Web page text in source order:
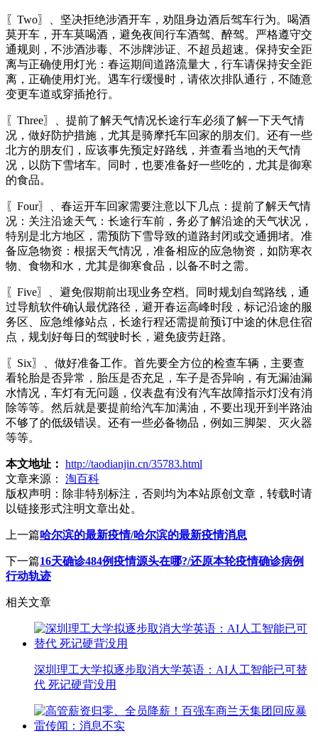
〖Two〗、坚决拒绝涉酒开车，劝阻身边酒后驾车行为。喝酒
莫开车，开车莫喝酒，避免夜间行车酒驾、醉驾。严格遵守交
通规则，不涉酒涉毒、不涉牌涉证、不超员超速。保持安全距
离与正确使用灯光：春运期间道路流量大，行车请保持安全距
离，正确使用灯光。遇车行缓慢时，请依次排队通行，不随意
变更车道或穿插抢行。
〖Three〗、提前了解天气情况长途行车必须了解一下天气情
况，做好防护措施，尤其是骑摩托车回家的朋友们。还有一些
北方的朋友们，应该事先预定好路线，并查看当地的天气情
况，以防下雪堵车。同时，也要准备好一些吃的，尤其是御寒
的食品。
〖Four〗、春运开车回家需要注意以下几点：提前了解天气情
况：关注沿途天气：长途行车前，务必了解沿途的天气状况，
特别是北方地区，需预防下雪导致的道路封闭或交通拥堵。准
备应急物资：根据天气情况，准备相应的应急物资，如防寒衣
物、食物和水，尤其是御寒食品，以备不时之需。
〖Five〗、避免假期前出现业务空档。同时规划自驾路线，通
过导航软件确认最优路径，避开春运高峰时段，标记沿途的服
务区、应急维修站点，长途行程还需提前预订中途的休息住宿
点，规划好每日的驾驶时长，避免疲劳赶路。
〖Six〗、做好准备工作。首先要全方位的检查车辆，主要查
看轮胎是否异常，胎压是否充足，车子是否异响，有无漏油漏
水情况，车灯有无问题，仪表盘有没有汽车故障指示灯没有消
除等等。然后就是要提前给汽车加满油，不要出现开到半路油
不够了的低级错误。还有一些必备物品，例如三脚架、灭火器
等等。
本文地址： http://taodianjin.cn/35783.html
文章来源：
淘百科
版权声明： 除非特别标注，否则均为本站原创文章，转载时请
以链接形式注明文章出处。
上一篇哈尔滨的最新疫情/哈尔滨的最新疫情消息
下一篇16天确诊484例疫情源头在哪?/还原本轮疫情确诊病例
行动轨迹
相关文章
深圳理工大学拟逐步取消大学英语：AI人工智能已可替
代 死记硬背没用